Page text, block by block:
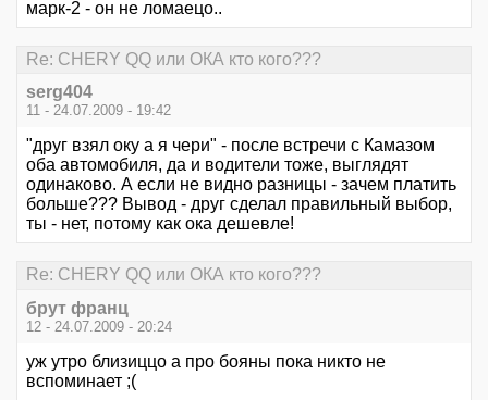
марк-2 - он не ломаецо..
Re: CHERY QQ или ОКА кто кого???
serg404
11 - 24.07.2009 - 19:42
"друг взял оку а я чери" - после встречи с Камазом
оба автомобиля, да и водители тоже, выглядят
одинаково. А если не видно разницы - зачем платить
больше??? Вывод - друг сделал правильный выбор,
ты - нет, потому как ока дешевле!
Re: CHERY QQ или ОКА кто кого???
брут франц
12 - 24.07.2009 - 20:24
уж утро близиццо а про бояны пока никто не
вспоминает ;(